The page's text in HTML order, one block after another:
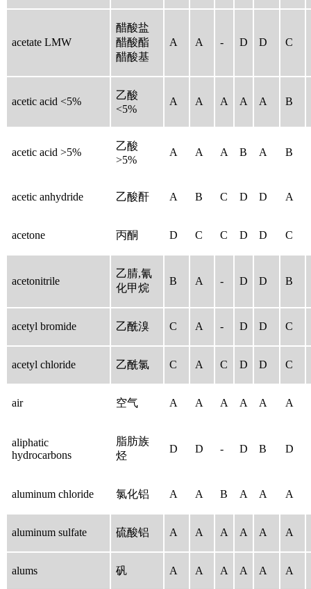
acetate LMW
醋酸盐
醋酸酯
醋酸基
A A - D D C
acetic acid <5%
乙酸
<5%
A A A A A B
acetic acid >5%
乙酸
>5%
A A A B A B
acetic anhydride 乙酸酐 A B C D D A
acetone 丙酮 D C C D D C
acetonitrile
乙腈,氰
化甲烷
B A - D D B
acetyl bromide 乙酰溴 C A - D D C
acetyl chloride 乙酰氯 C A C D D C
air 空气 A A A A A A
aliphatic
hydrocarbons
脂肪族
烃
D D - D B D
aluminum chloride 氯化铝 A A B A A A
aluminum sulfate 硫酸铝 A A A A A A
alums 矾 A A A A A A